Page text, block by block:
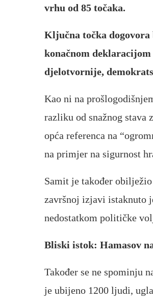
vrhu od 85 točaka.
Ključna točka
konačnom
djelotvornije,
Kao ni na
razliku od snažnog stava
opća referenca na
na primjer na sigurnost
Samit je također obilježio
završnoj izjavi istaknuto
nedostatkom političke
Bliski istok: Hamasov
Također se ne spominju
je ubijeno 1200 ljudi,